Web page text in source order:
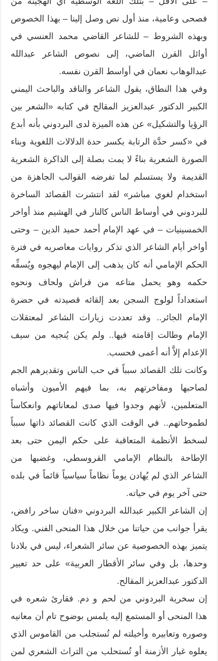
فصحى وعامية، منذ أول نص وصل إلينا – بهذا الخصوص
وبهذه الشروط – للشاعر القاضي محمد العنسي في
أوائل القرن الماضي، إلى نصوص الشاعر عبدالله
عبدالوهاب نعمان في أواسط القرن نفسه.
وفي هذا النطاق، يقول الشاعر والناقد والباحث اليمني
الكبير الدكتور عبدالعزيز المقالح في كتابه «الشعر بين
الرؤيا والتشكيل» عن هذه الميزة لدى البردوني بأنه أبدع
في «كسر حدَّة الرتابة بكسر حدة الدلالات اللغوية وبناء
الصورة الشعرية بناءً لا يمت بصلة إلى الذاكرة الشعرية
القديمة ولا يستسلم لما تفرضه القوالب الجاهزة من
استخدام لغوي مباشر» لقد انتشرت القصائد الساخرة
للبردوني في أوساط الناس كالنار في الهشيم منذ أواخر
الخمسينيات – في عهد الإمام أحمد حميد الدين – وحتى
أواخر أيام الشاعر الذي تذكر روايات معاصريه في فترة
الحكم الإمامي أنه كان يذهب إلى الإمام ليهجوه ويُسفِّه
حكمه وهو يحمل متاعه من فراش ولحاف ونحوه
استعداداً لولوج السجن بعد إلقائه قصيدته في حضرة
الإمام الجائر.. وقد تعددت زيارات الشاعر لمعتقلات
الإمام وطالت إقامته فيها.. ولم يكن يُنجيه من سيف
الإعدام إلاَّ أنه أعمى فحسب.
وكانت تلك القصائد سبباً في حب الناس وتقديرهم الجم
لصاحبها ومفاخرتهم به، بما فيهم الأميون وأشباه
المتعلمين، لأنهم وجدوا فيها صدى لمعاناتهم وانعكاساً
لطموحاتهم.. في الوقت الذي كانت القصائد ذاتها سبباً
لسخط الأنظمة المتعاقبة على حكم اليمن حتى بعد
الإطاحة بالنظام الإمامي القروسطي، وغضبها من
الشاعر الذي لم يُهادن يوماً نظاماً سياسياً قائماً في بلده
حتى آخر يوم في حياته.
إن الشاعر الكبير عبدالله البردوني «فنان ساخر رافض،
يقرأ جوانب من حياتنا من خلال هذا المنحى الفني. ويكاد
يتميز بهذه الخصوصية عن سائر الشعراء، ليس في بلادنا
وحدها، بل وفي سائر الأقطار العربية» على حد تعبير
الدكتور عبدالعزيز المقالح.
إن سخرية البردوني من لحم و دم. فقارئ شعره في
هذا المنحى أو المستمع إليه يلمس بوضوح تام أن معانيه
وصوره وتعابيره وأخيلته لم تُستجلب من القاموس الذي
يعلوه غبار الأزمنة أو تُستحلب من التراث الشعري لمن